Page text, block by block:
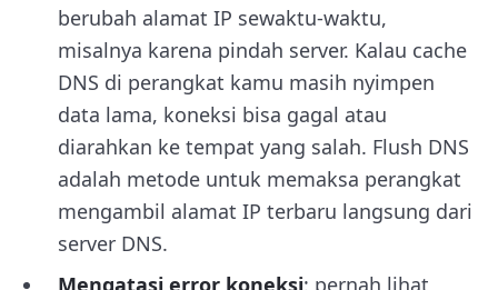
berubah alamat IP sewaktu-waktu,
misalnya karena pindah server. Kalau cache
DNS di perangkat kamu masih nyimpen
data lama, koneksi bisa gagal atau
diarahkan ke tempat yang salah. Flush DNS
adalah metode untuk memaksa perangkat
mengambil alamat IP terbaru langsung dari
server DNS.
Mengatasi error koneksi: pernah lihat